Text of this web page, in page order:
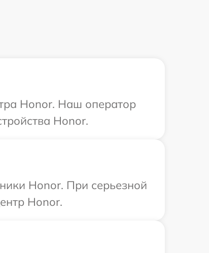
Honor. Наш оператор
Honor.
Honor. При серьезной
Honor.